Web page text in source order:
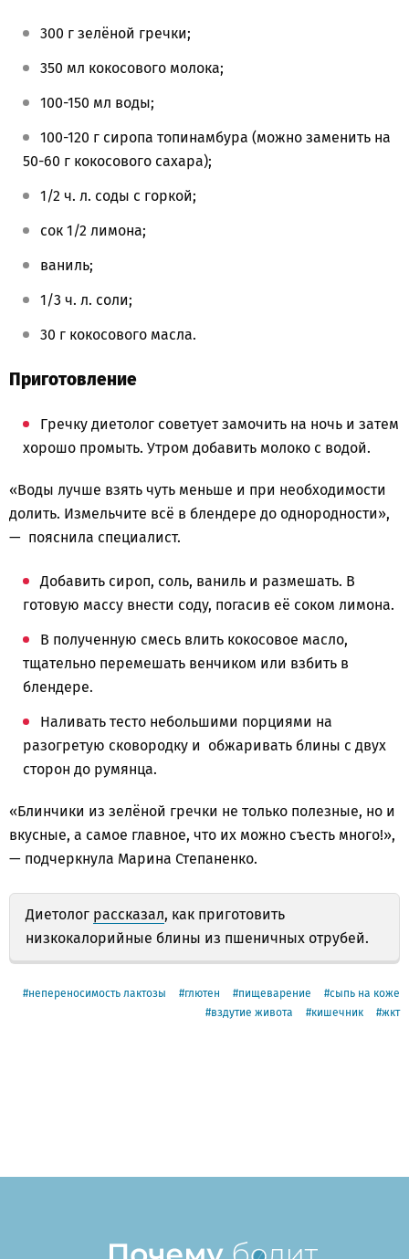
300 г зелёной гречки;
350 мл кокосового молока;
100-150 мл воды;
100-120 г сиропа топинамбура (можно заменить на
50-60 г кокосового сахара);
1/2 ч. л. соды с горкой;
сок 1/2 лимона;
ваниль;
1/3 ч. л. соли;
30 г кокосового масла.
Приготовление
Гречку диетолог советует замочить на ночь и затем
хорошо промыть. Утром добавить молоко с водой.
«Воды лучше взять чуть меньше и при необходимости
долить. Измельчите всё в блендере до однородности»,
— пояснила специалист.
Добавить сироп, соль, ваниль и размешать. В
готовую массу внести соду, погасив её соком лимона.
В полученную смесь влить кокосовое масло,
тщательно перемешать венчиком или взбить в
блендере.
Наливать тесто небольшими порциями на
разогретую сковородку и обжаривать блины с двух
сторон до румянца.
«Блинчики из зелёной гречки не только полезные, но и
вкусные, а самое главное, что их можно съесть много!»,
— подчеркнула Марина Степаненко.
Диетолог рассказал, как приготовить
низкокалорийные блины из пшеничных отрубей.
непереносимость лактозы глютен пищеварение
сыпь на коже
вздутие живота
кишечник жкт